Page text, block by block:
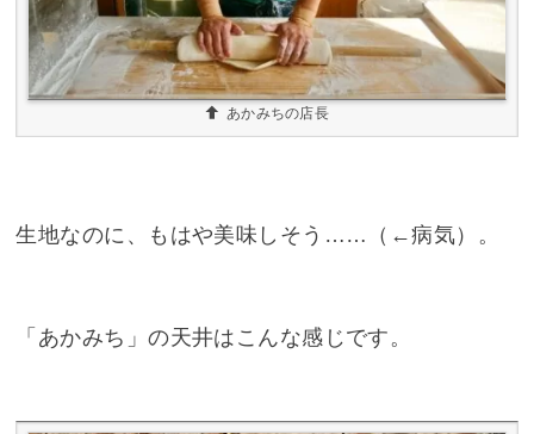
あかみちの店長
生地なのに、もはや美味しそう……（←病気）。
「あかみち」の天井はこんな感じです。